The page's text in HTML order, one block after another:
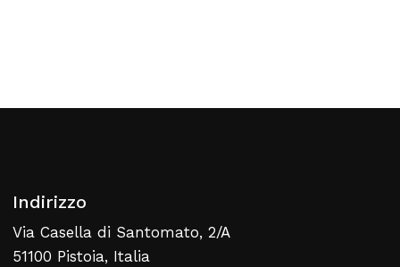
Indirizzo
Via Casella di Santomato, 2/A
51100 Pistoia, Italia